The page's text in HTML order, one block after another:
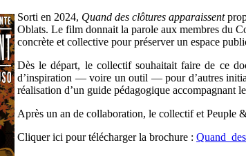
Sorti en 2024, Quand des clôtures apparaissent
Oblats. Le film donnait la parole aux membres du
concrète et collective pour préserver un espace
Dès le départ, le collectif souhaitait faire de ce
d’inspiration — voire un outil — pour d’autres
réalisation d’un guide pédagogique accompagnant
Après un an de collaboration, le collectif et Peuple
Cliquer ici pour télécharger la brochure :